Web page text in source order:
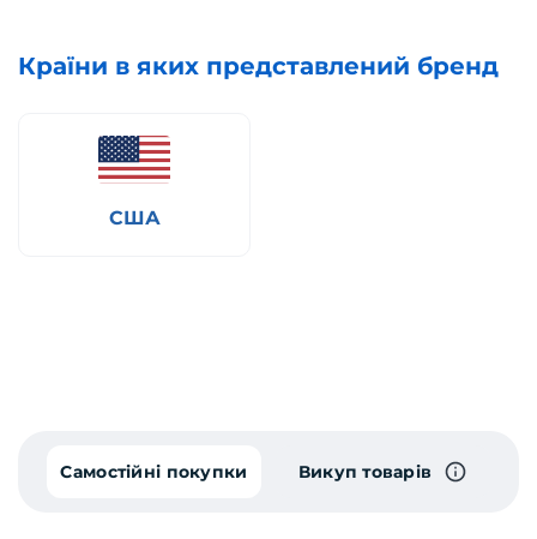
Країни в яких представлений бренд
США
Самостійні покупки Викуп товарів